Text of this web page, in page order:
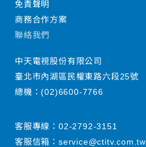
免責聲明
商務合作方案
聯絡我們
中天電視股份有限公司
臺北市內湖區民權東路六段25號
總機：(02)6600-7766
客服專線： 02-2792-3151
客服信箱： service@ctitv.com.tw